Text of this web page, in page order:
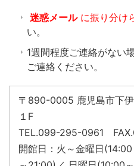
迷惑メール に振り分け
い。
1週間程度ご連絡がない
ご連絡ください。
〒890-0005 鹿児島市下
１F
TEL.099-295-0961
開館日：火～金曜日